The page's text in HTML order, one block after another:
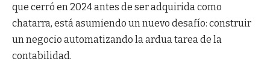
que cerró en 2024 antes de ser adquirida como
chatarra, está asumiendo un nuevo desafío: construir
un negocio automatizando la ardua tarea de la
contabilidad.